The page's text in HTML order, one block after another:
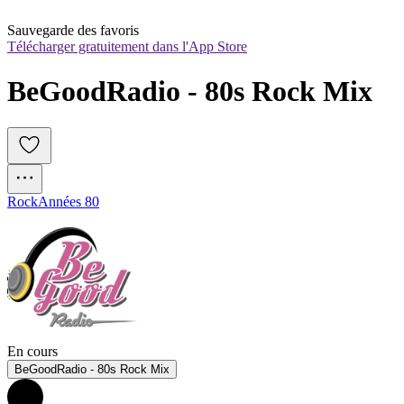
Sauvegarde des favoris
Télécharger gratuitement dans l'App Store
BeGoodRadio - 80s Rock Mix
RockAnnées 80
En cours
BeGoodRadio - 80s Rock Mix